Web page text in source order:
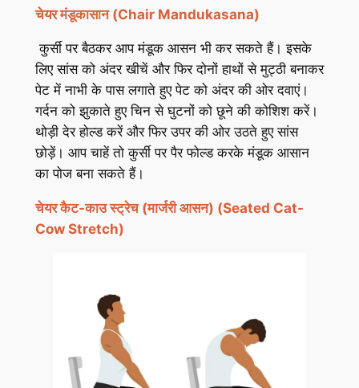
चेयर मंडूकासान (Chair Mandukasana)
कुर्सी पर बैठकर आप मंडूक आसन भी कर सकते हैं। इसके
लिए सांस को अंदर खीचें और फिर दोनों हाथों से मुट्ठी बनाकर
पेट में नाभी के पास लगाते हुए पेट को अंदर की ओर दवाएं।
गर्दन को झुकाते हुए चिन से घुटनों को छूने की कोशिश करें।
थोड़ी देर होल्ड करें और फिर उपर की ओर उठते हुए सांस
छोड़ें। आप चाहें तो कुर्सी पर पैर फोल्ड करके मंडूक आसान
का पोज बना सकते हैं।
चेयर कैट-काउ स्ट्रेच (मार्जरी आसन) (Seated Cat-
Cow Stretch)